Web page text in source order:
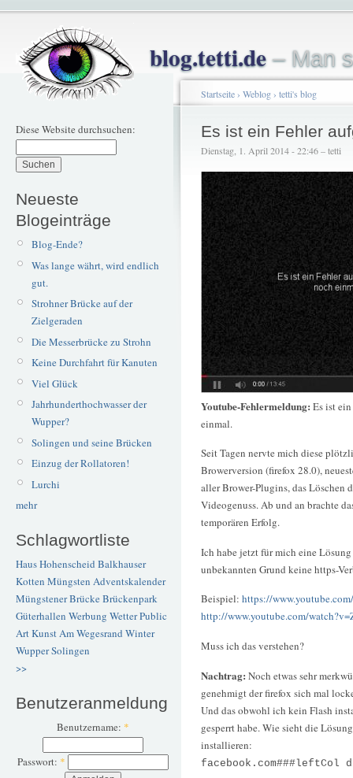
blog.tetti.de– Man
Diese Website durchsuchen:
Neueste
Blogeinträge
Blog-Ende?
Was lange währt, wird endlich
gut.
Strohner Brücke auf der
Zielgeraden
Die Messerbrücke zu Strohn
Keine Durchfahrt für Kanuten
Viel Glück
Jahrhunderthochwasser der
Wupper?
Solingen und seine Brücken
Einzug der Rollatoren!
Lurchi
mehr
Schlagwortliste
Haus Hohenscheid Balkhauser
Kotten Müngsten Adventskalender
Müngstener BrückeBrückenpark
Güterhallen Werbung WetterPublic
ArtKunstAm Wegesrand Winter
WupperSolingen
>>
Benutzeranmeldung
Benutzername: *
Passwort: *
Startseite› Weblog› tetti's blog
Es ist ein Fehler
Dienstag, 1. April 2014 - 22:46 – tetti
Youtube-Fehlermeldung: Es ist
einmal.
Seit Tagen nervte mich diese
Browerversion (firefox 28.0),
aller Brower-Plugins, das Löschen
Videogenuss. Ab und an brachte
temporären Erfolg.
Ich habe jetzt für mich eine
unbekannten Grund keine https-
Beispiel: https://
http://www.youtube.com/
Muss ich das verstehen?
Nachtrag: Noch etwas sehr
genehmigt der firefox sich mal
Und das obwohl ich kein Flash
gesperrt habe. Wie sieht die
installieren: